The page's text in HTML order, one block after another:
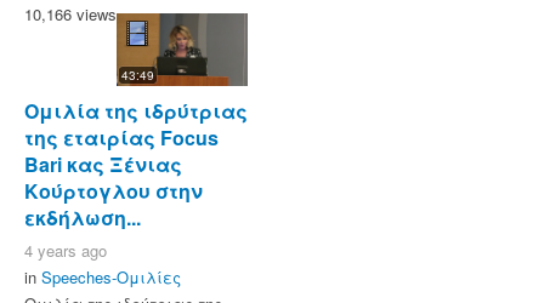
10,166 views
43:49
Ομιλία της ιδρύτριας
της εταιρίας Focus
Bari κας Ξένιας
Κούρτογλου στην
εκδήλωση...
4 years ago
in Speeches-Ομιλίες